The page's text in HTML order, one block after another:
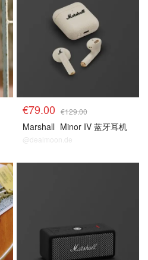
€79.00 €129.00
Marshall Minor IV 蓝牙耳机
@dealmoon.de